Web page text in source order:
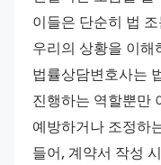
이들은 단순히 법
우리의 상황을 이해
법률상담변호사는
진행하는 역할뿐만
예방하거나 조정하
들어, 계약서 작성